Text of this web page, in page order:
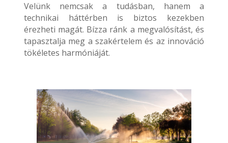
Velünk nemcsak a tudásban, hanem a
technikai háttérben is biztos kezekben
érezheti magát. Bízza ránk a megvalósítást, és
tapasztalja meg a szakértelem és az innováció
tökéletes harmóniáját.